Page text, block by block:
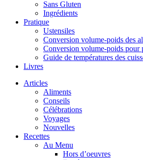
Sans Gluten
Ingrédients
Pratique
Ustensiles
Conversion volume-poids des
Conversion volume-poids pour
Guide de températures des
Livres
Articles
Aliments
Conseils
Célébrations
Voyages
Nouvelles
Recettes
Au Menu
Hors d’oeuvres